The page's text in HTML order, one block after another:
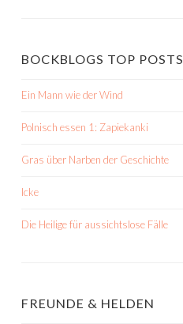
BOCKBLOGS TOP POSTS
Ein Mann wie der Wind
Polnisch essen 1: Zapiekanki
Gras über Narben der Geschichte
Icke
Die Heilige für aussichtslose Fälle
FREUNDE & HELDEN